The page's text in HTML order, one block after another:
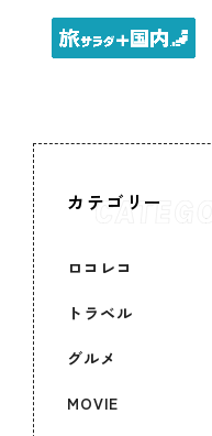
カテゴリー
ロコレコ
トラベル
グルメ
MOVIE